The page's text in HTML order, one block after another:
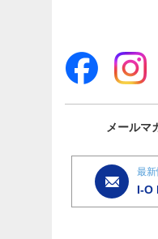
メールマ
最新
I-O